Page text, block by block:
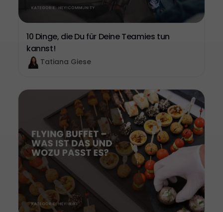
10 Dinge, die Du für Deine Teamies tun
kannst!
Tatiana Giese